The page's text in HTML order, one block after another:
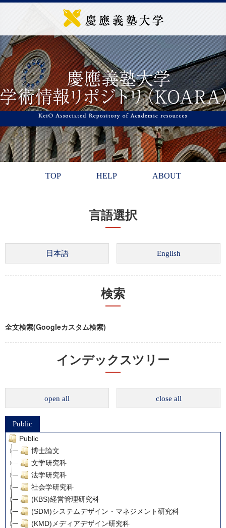
TOP HELP ABOUT
言語選択
検索
全文検索(Googleカスタム検索)
インデックスツリー
open all close all
Public
Public
博士論文
文学研究科
法学研究科
社会学研究科
(KBS)経営管理研究科
(SDM)システムデザイン・マネジメント研究科
(KMD)メディアデザイン研究科